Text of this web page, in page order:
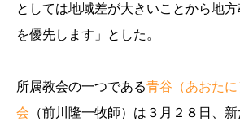
としては地域差が大きいことから地
を優先します」とした。
所属教会の一つである青谷（あおた
会 （前川隆一牧師）は３月２８日、新